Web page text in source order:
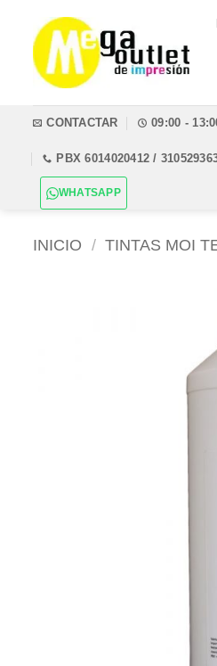
contenido
CONTACTAR 09:00 -
PBX 6014020412 /
WHATSAPP
INICIO / TINTAS MOI